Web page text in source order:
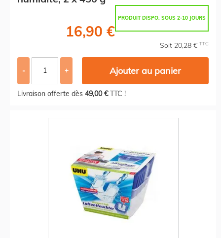
PRODUIT DISPO. SOUS 2-10 JOURS
16,90 €
Soit 20,28 € TTC
- + Ajouter au panier
Livraison offerte dès 49,00 €TTC !